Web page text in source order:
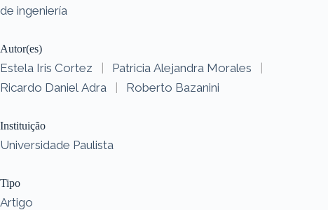
de ingeniería
Autor(es)
Estela Iris Cortez | Patricia Alejandra Morales
|
Ricardo Daniel Adra
| Roberto Bazanini
Instituição
Universidade Paulista
Tipo
Artigo